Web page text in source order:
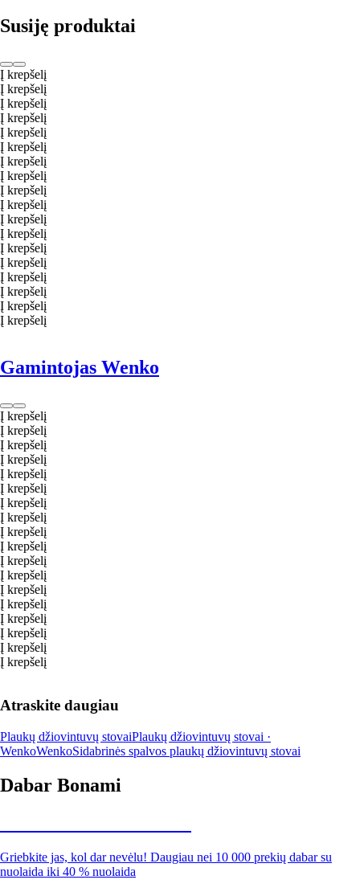
Susiję produktai
Į krepšelį
Į krepšelį
Į krepšelį
Į krepšelį
Į krepšelį
Į krepšelį
Į krepšelį
Į krepšelį
Į krepšelį
Į krepšelį
Į krepšelį
Į krepšelį
Į krepšelį
Į krepšelį
Į krepšelį
Į krepšelį
Į krepšelį
Į krepšelį
Gamintojas Wenko
Į krepšelį
Į krepšelį
Į krepšelį
Į krepšelį
Į krepšelį
Į krepšelį
Į krepšelį
Į krepšelį
Į krepšelį
Į krepšelį
Į krepšelį
Į krepšelį
Į krepšelį
Į krepšelį
Į krepšelį
Į krepšelį
Į krepšelį
Į krepšelį
Atraskite daugiau
Plaukų džiovintuvų stovaiPlaukų džiovintuvų stovai ·
WenkoWenkoSidabrinės spalvos plaukų džiovintuvų stovai
Dabar Bonami
Griebkite jas, kol dar nevėlu! Daugiau nei 10 000 prekių dabar su
nuolaida iki 40 % nuolaida